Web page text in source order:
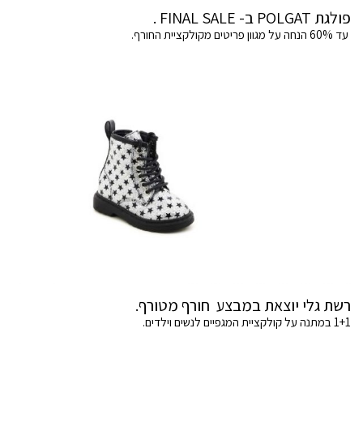
פולגת POLGAT ב- FINAL SALE .
עד 60% הנחה על מגוון פריטים מקולקציית החורף.
רשת גלי יוצאת במבצע חורף מטורף.
1+1 במתנה על קולקציית המגפיים לנשים וילדים.